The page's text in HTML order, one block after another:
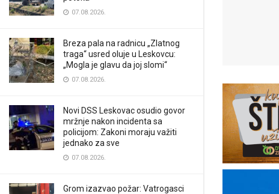
07.08.2026.
Breza pala na radnicu „Zlatnog
traga“ usred oluje u Leskovcu:
„Mogla je glavu da joj slomi“
07.08.2026.
Novi DSS Leskovac osudio govor
mržnje nakon incidenta sa
policijom: Zakoni moraju važiti
jednako za sve
07.08.2026.
Grom izazvao požar: Vatrogasci